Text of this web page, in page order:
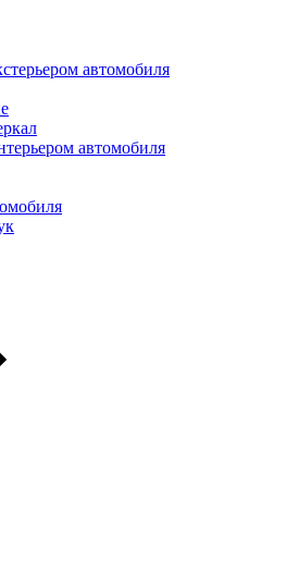
автомобиля
автомобиля